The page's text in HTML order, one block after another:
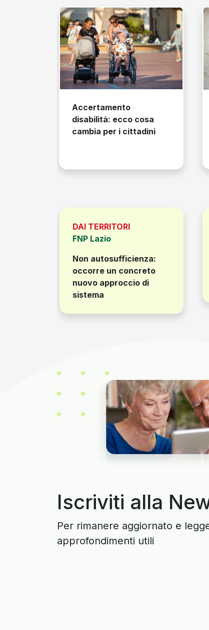
Carta di identità
cartacea: rinviato
l’addio
DAI TERRITORI
FNP Lazio
Non autosufficienza:
occorre un concreto
nuovo approccio di
sistema
Iscriviti alla
Per rimanere aggiornato e
approfondimenti utili